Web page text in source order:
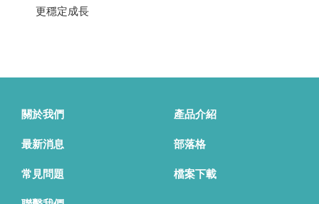
更穩定成長
關於我們 產品介紹
最新消息 部落格
常見問題 檔案下載